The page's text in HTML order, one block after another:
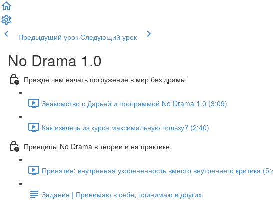
Предыдущий урок Следующий урок
No Drama 1.0
Прежде чем начать погружение в мир без драмы
Знакомство с Дарьей и программой No Drama 1.0 (3:09)
Как извлечь из курса максимальную пользу? (2:40)
Принципы No Drama в теории и на практике
Принятие: внутренняя укорененность вместо внутреннего критика
Задание | Принимаю в себе, принимаю в других